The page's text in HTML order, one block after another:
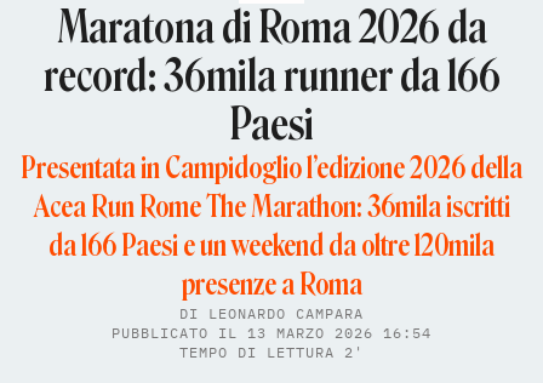
Maratona di Roma 2026 da
record: 36mila runner da 166
Paesi
Presentata in Campidoglio l’edizione 2026 della
Acea Run Rome The Marathon: 36mila iscritti
da 166 Paesi e un weekend da oltre 120mila
presenze a Roma
DI LEONARDO CAMPARA
PUBBLICATO IL 13 MARZO 2026 16:54
TEMPO DI LETTURA 2'